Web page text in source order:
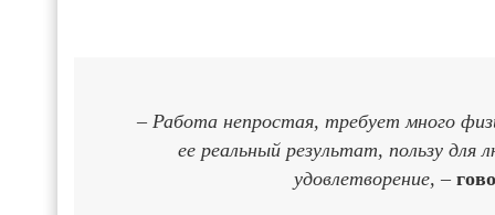
– Работа непростая, требует много
ее реальный результат, пользу
удовлетворение, –